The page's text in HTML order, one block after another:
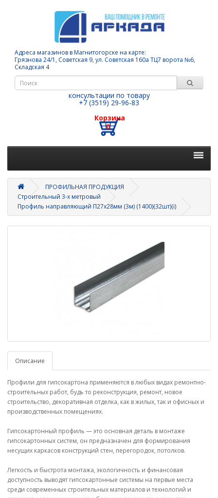
Адреса магазинов в Магнитогорске на карте:
Грязнова 24/1, Советская 9, ул. Советская 160а ТЦ7 ворота №6,
Складская 4
консультации по товару
+7 (3519) 29-96-83
Корзина
0
ПРОФИЛЬНАЯ ПРОДУКЦИЯ
Строительный 3-х метровый
Профиль направляющий П27х28мм (3м) (1400)(32шт)(i)
Описание
Профили для гипсокартона применяются в любых видах ремонтно-
строительных работ, будь то реконструкция, ремонт, новое
строительство, декоративная отделка, как в жилых, так и офисных и
производственных помещениях.
Гипсокартонный профиль — это основная деталь в монтаже
гипсокартонных систем, он предназначен для формирования
несущих каркасов конструкций стен, перегородок, потолков.
Легкость и быстрота монтажа, экологичность и финансовая
доступность выводят гипсокартонные системы на первые места
среди современных строительных материалов и технологий и